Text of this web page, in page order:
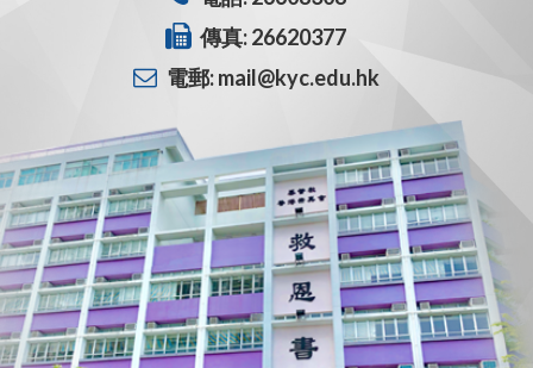
傳真: 26620377
電郵: mail@kyc.edu.hk